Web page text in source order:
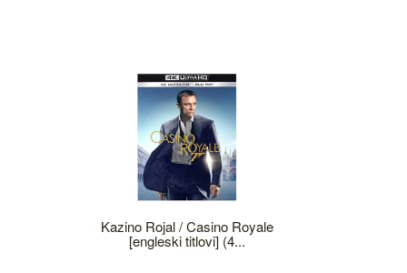
Kazino Rojal / Casino Royale
[engleski titlovi] (4...